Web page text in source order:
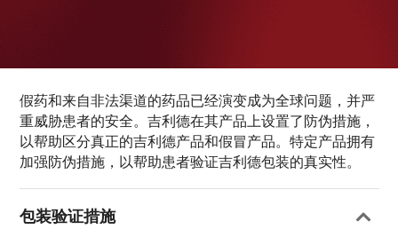
假药和来自非法渠道的药品已经演变成为全球问题，并严
重威胁患者的安全。吉利德在其产品上设置了防伪措施，
以帮助区分真正的吉利德产品和假冒产品。特定产品拥有
加强防伪措施，以帮助患者验证吉利德包装的真实性。
包装验证措施